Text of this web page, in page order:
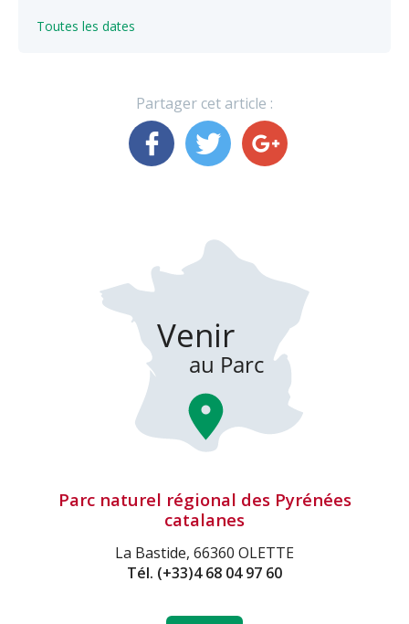
Toutes les dates
Partager cet article :
Parc naturel régional des Pyrénées
catalanes
La Bastide, 66360 OLETTE
Tél. (+33)4 68 04 97 60